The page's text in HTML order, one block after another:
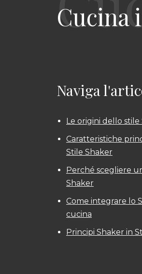
Cucina
Naviga
Le origini dello stile
Caratteristiche
Stile Shaker
Perché scegliere
Shaker
Come integrare lo
cucina
Principi Shaker in